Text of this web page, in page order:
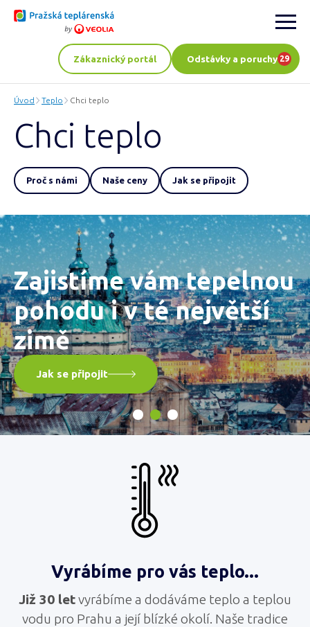
Zákaznický portál Odstávky a poruchy 29
Úvod Teplo Chci teplo
Chci teplo
Proč s námi Naše ceny Jak se připojit
Zajistíme vám tepelnou
pohodu i v té největší
zimě
Jak se připojit
Vyrábíme pro vás teplo...
Již 30 letvyrábíme a dodáváme teplo a teplou
vodu pro Prahu a její blízké okolí. Naše tradice